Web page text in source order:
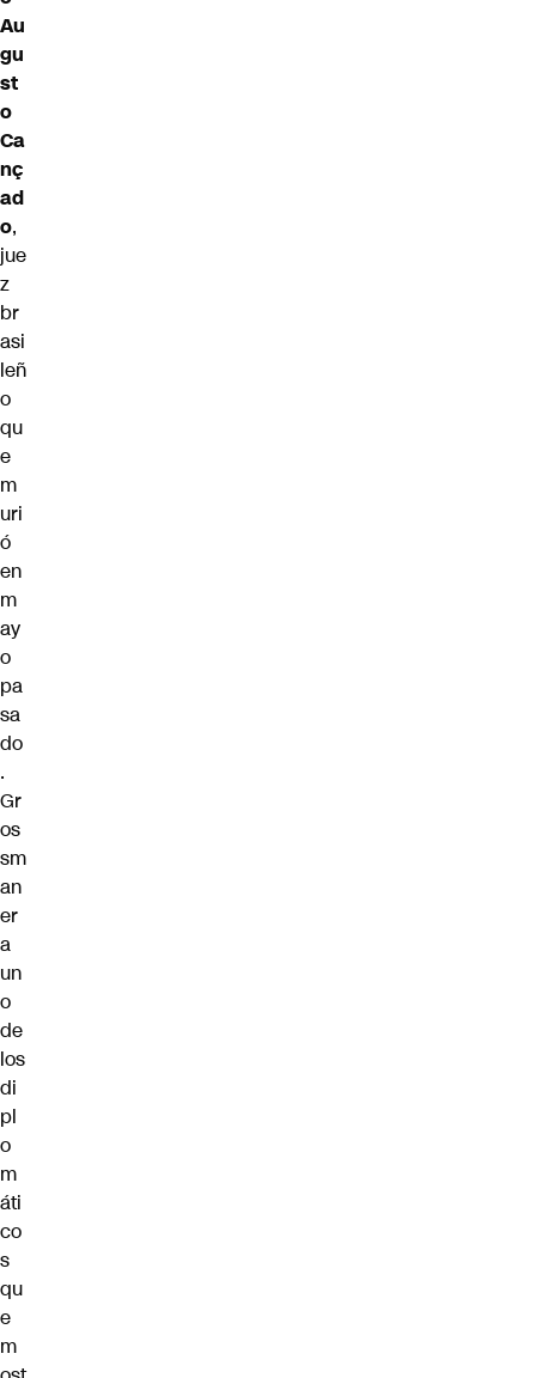
Au
gu
st
o
Ca
nç
ad
o,
jue
z
br
asi
leñ
o
qu
e
m
uri
ó
en
m
ay
o
pa
sa
do
.
Gr
os
sm
an
er
a
un
o
de
los
di
pl
o
m
áti
co
s
qu
e
m